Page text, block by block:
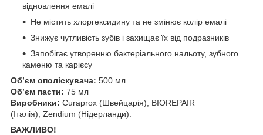
відновлення емалі
Не містить хлоргексидину та не змінює колір емалі
Знижує чутливість зубів і захищає їх від подразників
Запобігає утворенню бактеріального нальоту, зубного
каменю та карієсу
Обʼєм ополіскувача: 500 мл
Обʼєм пасти: 75 мл
Виробники: Curaprox (Швейцарія), BIOREPAIR
(Італія), Zendium (Нідерланди).
ВАЖЛИВО!